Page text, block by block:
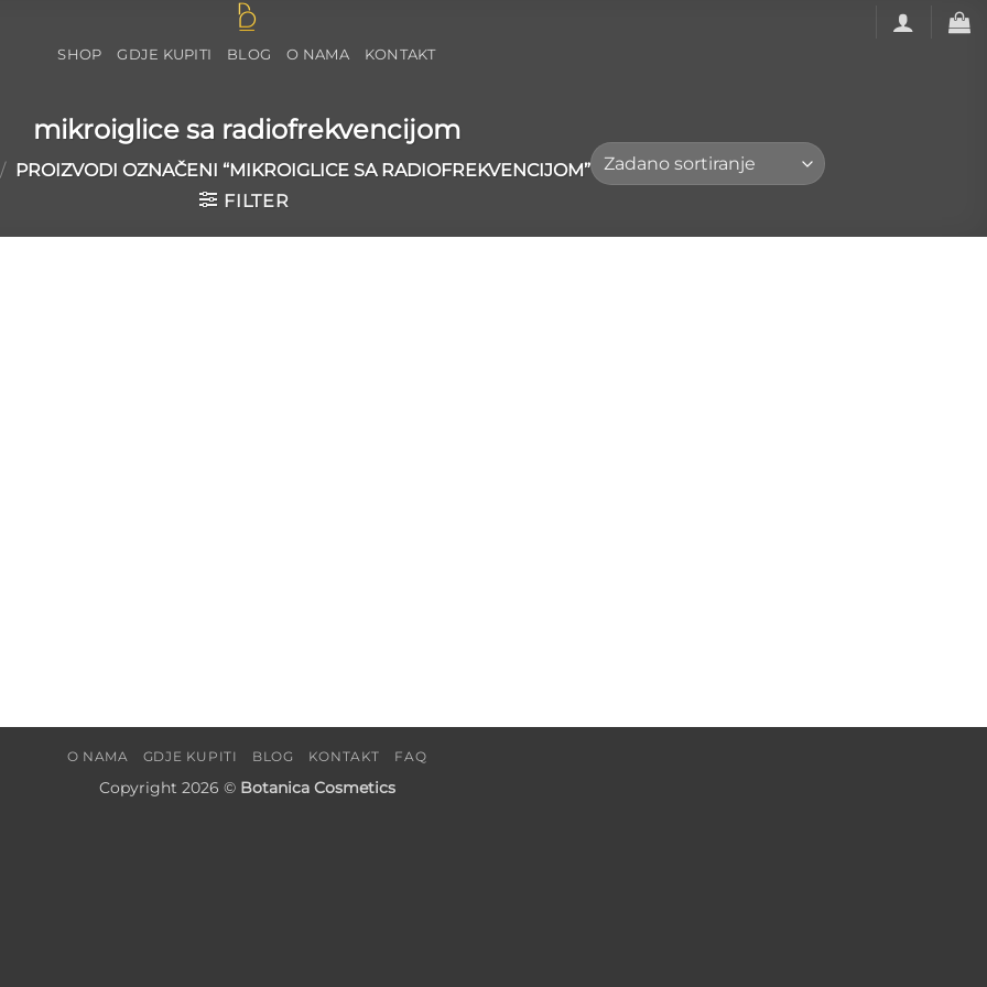
SHOP GDJE KUPITI BLOG O NAMA KONTAKT
mikroiglice sa radiofrekvencijom
/ PROIZVODI OZNAČENI “MIKROIGLICE SA RADIOFREKVENCIJOM”
FILTER
O NAMA GDJE KUPITI BLOG KONTAKT FAQ
Copyright 2026 © Botanica Cosmetics